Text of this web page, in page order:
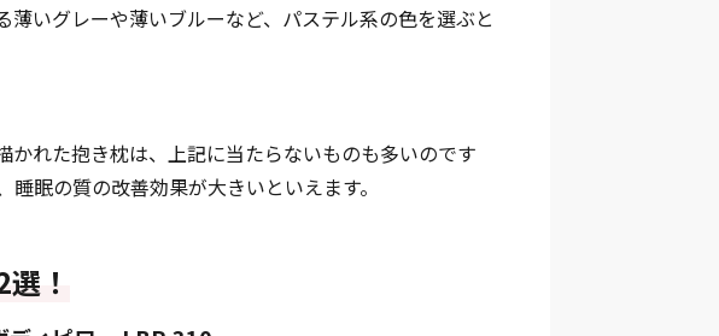
いグレーや薄いブルーなど、パステル系の色を選ぶと
かれた抱き枕は、上記に当たらないものも多いのです
眠の質の改善効果が大きいといえます。
！